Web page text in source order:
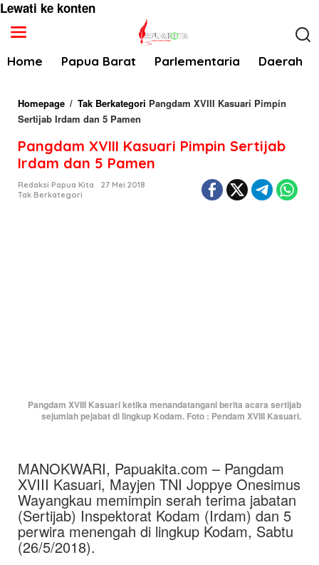
Lewati ke konten
Home Papua Barat Parlementaria Daerah
Homepage / Tak Berkategori Pangdam XVIII Kasuari Pimpin
Sertijab Irdam dan 5 Pamen
Pangdam XVIII Kasuari Pimpin Sertijab
Irdam dan 5 Pamen
Redaksi Papua Kita
27 Mei 2018
Tak Berkategori
Pangdam XVIII Kasuari ketika menandatangani berita acara sertijab
sejumlah pejabat di lingkup Kodam. Foto : Pendam XVIII Kasuari.
MANOKWARI, Papuakita.com – Pangdam
XVIII Kasuari, Mayjen TNI Joppye Onesimus
Wayangkau memimpin serah terima jabatan
(Sertijab) Inspektorat Kodam (Irdam) dan 5
perwira menengah di lingkup Kodam, Sabtu
(26/5/2018).